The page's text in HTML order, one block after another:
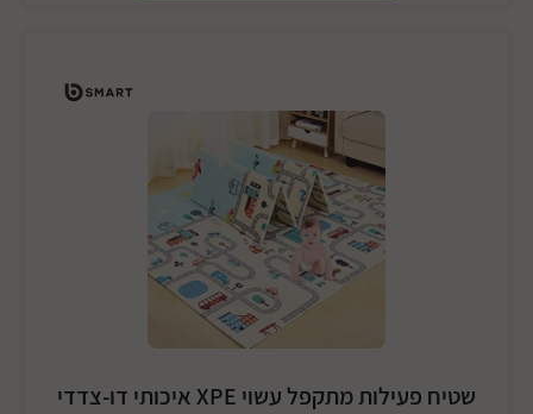
שטיח פעילות מתקפל עשוי XPE איכותי דו-צדדי